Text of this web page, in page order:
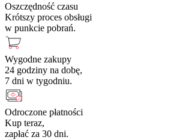
Oszczędność czasu
Krótszy proces obsługi
w punkcie pobrań.
Wygodne zakupy
24 godziny na dobę,
7 dni w tygodniu.
Odroczone płatności
Kup teraz,
zapłać za 30 dni.